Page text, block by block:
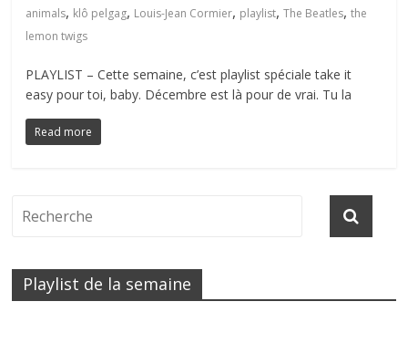
animals, klô pelgag, Louis-Jean Cormier, playlist,The Beatles,the
lemon twigs
PLAYLIST – Cette semaine, c’est playlist spéciale take it
easy pour toi, baby. Décembre est là pour de vrai. Tu la
Read more
Playlist de la semaine